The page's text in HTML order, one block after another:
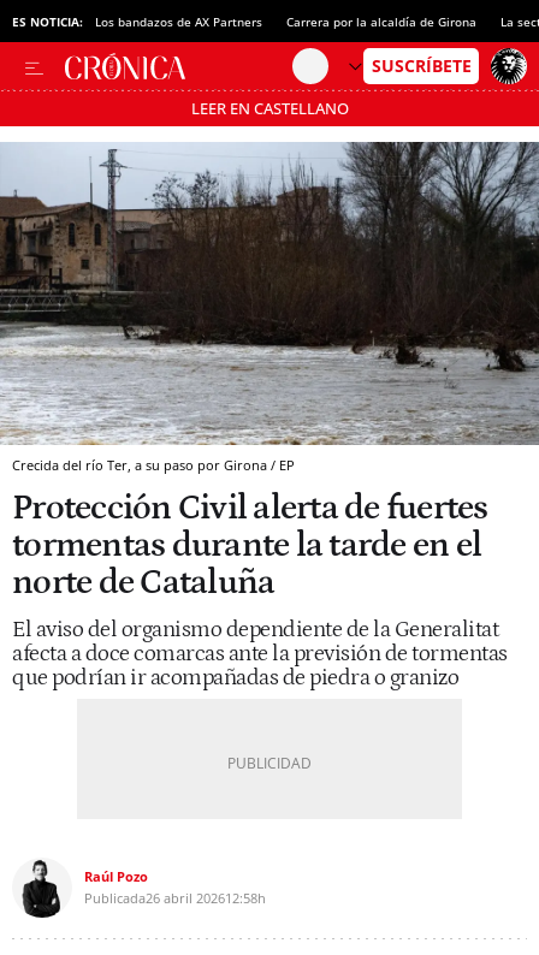
ES NOTICIA: Los bandazos de AX Partners Carrera por la alcaldía de Girona La
LEER EN CASTELLANO
Pásate al MODO AHORRO
Crecida del río Ter, a su paso por Girona / EP
Protección Civil alerta de fuertes
tormentas durante la tarde en el
norte de Cataluña
El aviso del organismo dependiente de la Generalitat
afecta a doce comarcas ante la previsión de tormentas
que podrían ir acompañadas de piedra o granizo
Raúl Pozo
Publicada26 abril 202612:58h